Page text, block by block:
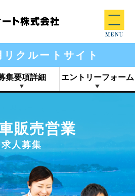
クルートサイト
集要項詳細 エントリーフォーム
販売営業
求人募集